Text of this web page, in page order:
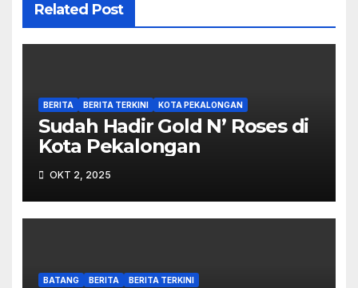
Related Post
BERITA BERITA TERKINI KOTA PEKALONGAN
Sudah Hadir Gold N’ Roses di
Kota Pekalongan
OKT 2, 2025
BATANG BERITA BERITA TERKINI